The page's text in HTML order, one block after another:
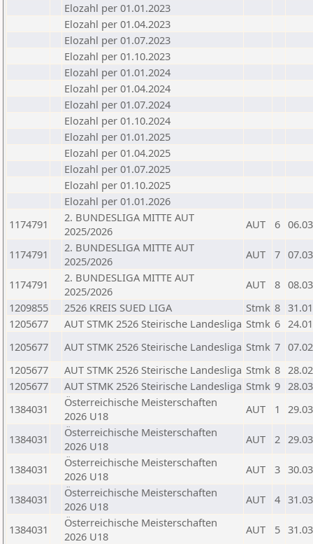
Elozahl per 01.01.2023
Elozahl per 01.04.2023
Elozahl per 01.07.2023
Elozahl per 01.10.2023
Elozahl per 01.01.2024
Elozahl per 01.04.2024
Elozahl per 01.07.2024
Elozahl per 01.10.2024
Elozahl per 01.01.2025
Elozahl per 01.04.2025
Elozahl per 01.07.2025
Elozahl per 01.10.2025
Elozahl per 01.01.2026
1174791
2. BUNDESLIGA MITTE AUT
2025/2026
AUT 6
1174791
2. BUNDESLIGA MITTE AUT
2025/2026
AUT 7
1174791
2. BUNDESLIGA MITTE AUT
2025/2026
AUT 8
1209855
2526 KREIS SUED LIGA Stmk 8
1205677
AUT STMK 2526 Steirische Landesliga Stmk 6
1205677
AUT STMK 2526 Steirische Landesliga Stmk 7
1205677
AUT STMK 2526 Steirische Landesliga Stmk 8
1205677
AUT STMK 2526 Steirische Landesliga Stmk 9
1384031
Österreichische Meisterschaften
2026 U18
AUT 1
1384031
Österreichische Meisterschaften
2026 U18
AUT 2
1384031
Österreichische Meisterschaften
2026 U18
AUT 3
1384031
Österreichische Meisterschaften
2026 U18
AUT 4
1384031
Österreichische Meisterschaften
2026 U18
AUT 5